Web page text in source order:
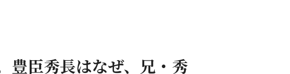
豊臣秀長はなぜ、兄・秀